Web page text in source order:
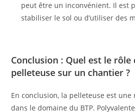
peut être un inconvénient. Il est
stabiliser le sol ou d’utiliser des
Conclusion : Quel est le rôle
pelleteuse sur un chantier ?
En conclusion, la pelleteuse est
dans le domaine du BTP.